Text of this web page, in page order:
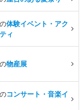
体験イベント・アク
ィ
物産展
コンサート・音楽イ